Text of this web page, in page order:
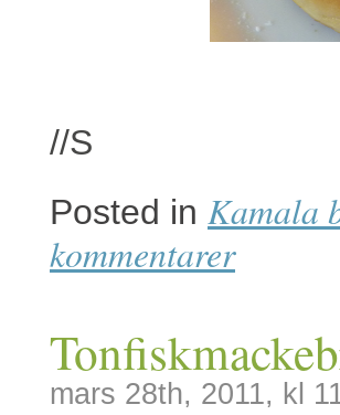
//S
Posted in Kamala
kommentarer
mars 28th, 2011, kl